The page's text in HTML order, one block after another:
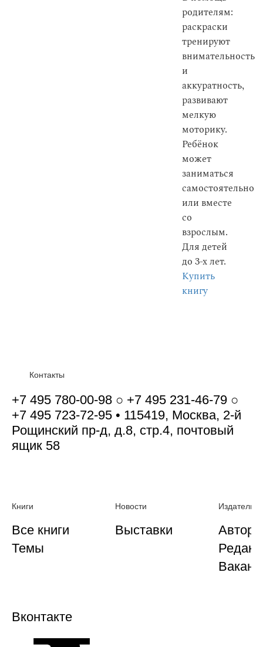
родителям:
раскраски
тренируют
внимательность
и
аккуратность,
развивают
мелкую
моторику.
Ребёнок
может
заниматься
самостоятельно
или вместе
со
взрослым.
Для детей
до 3-х лет.
Купить
книгу
Контакты
+7 495 780-00-98 ○ +7 495 231-46-79 ○
+7 495 723-72-95 • 115419, Москва, 2-й
Рощинский пр-д, д.8, стр.4, почтовый
ящик 58
Книги
Все книги
Темы
Новости
Выставки
Вконтакте